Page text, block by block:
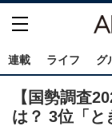
連載 ライフ グ
【国勢調査
は？ 3位「と